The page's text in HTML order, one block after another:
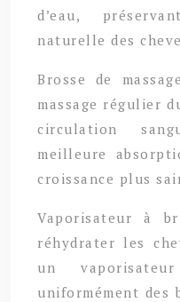
d’eau,
naturelle des
Brosse de
massage régulier
circulation
meilleure
croissance plus
Vaporisateur à
réhydrater les
un
uniformément des